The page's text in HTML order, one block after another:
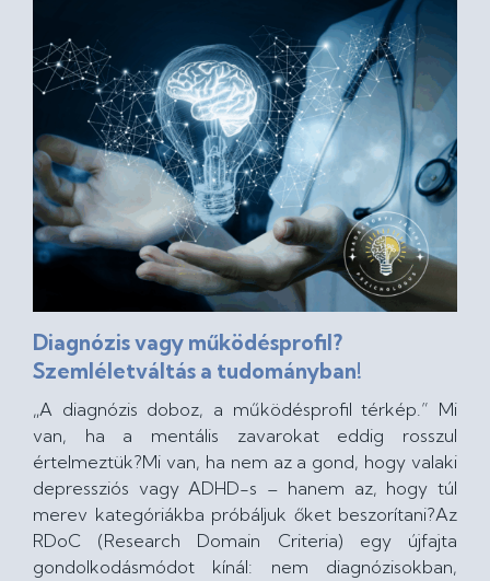
Diagnózis vagy működésprofil?
Szemléletváltás a tudományban!
„A diagnózis doboz, a működésprofil térkép.” Mi
van, ha a mentális zavarokat eddig rosszul
értelmeztük?Mi van, ha nem az a gond, hogy valaki
depressziós vagy ADHD-s – hanem az, hogy túl
merev kategóriákba próbáljuk őket beszorítani?Az
RDoC (Research Domain Criteria) egy újfajta
gondolkodásmódot kínál: nem diagnózisokban,